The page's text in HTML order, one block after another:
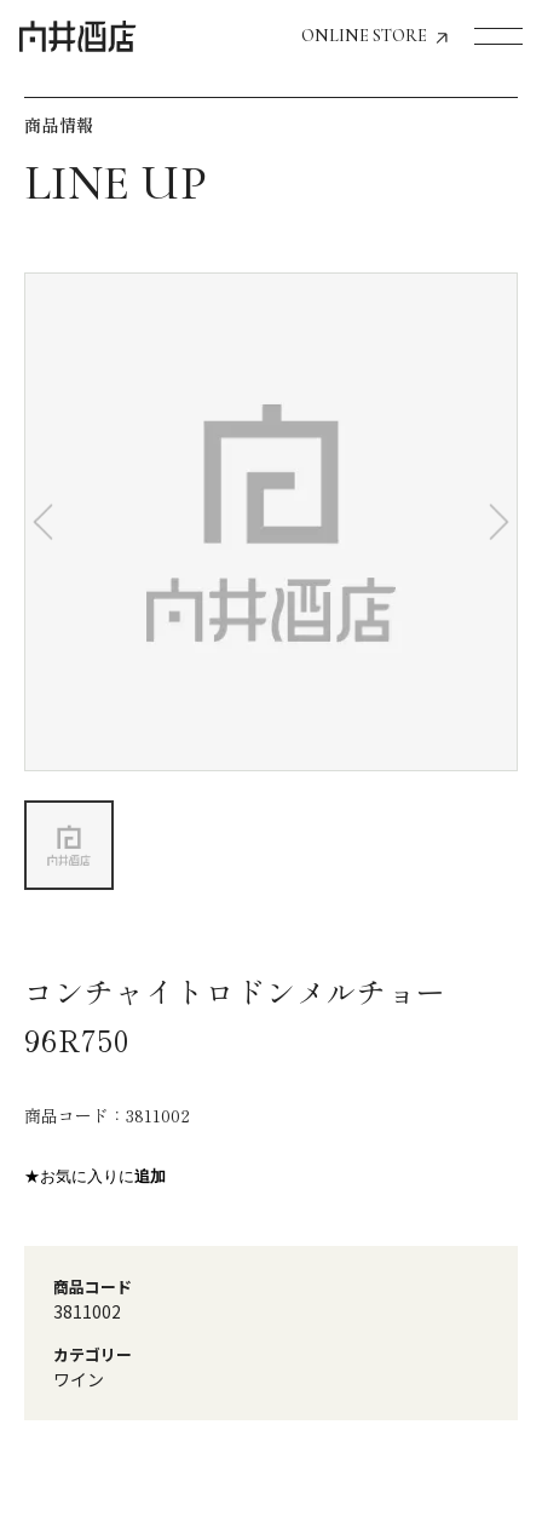
ONLINE STORE
飲食店経営のお客様
お気に入り機能の活用方法
会社情報
商品情報
コンチャイトロドンメルチョー
96R750
商品コード： 3811002
★お気に入りに追加
商品コード
3811002
カテゴリー
ワイン